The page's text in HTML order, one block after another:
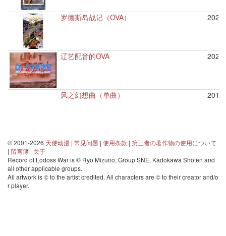
罗德斯岛战记（OVA）
辽艺配音的OVA
风之幻想曲（单曲）
© 2001-2026 天使动漫 | 常见问题 | 使用条款 | 第三者の著作物の使用について
| 留言簿 | 关于
Record of Lodoss War is © Ryo Mizuno, Group SNE, Kadokawa Shoten and
all other applicable groups.
All artwork is © to the artist credited. All characters are © to their creator and/o
r player.